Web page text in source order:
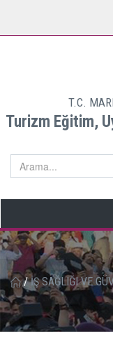
T.C.
Turizm Eğitim,
/ İŞ SAĞLIĞI VE